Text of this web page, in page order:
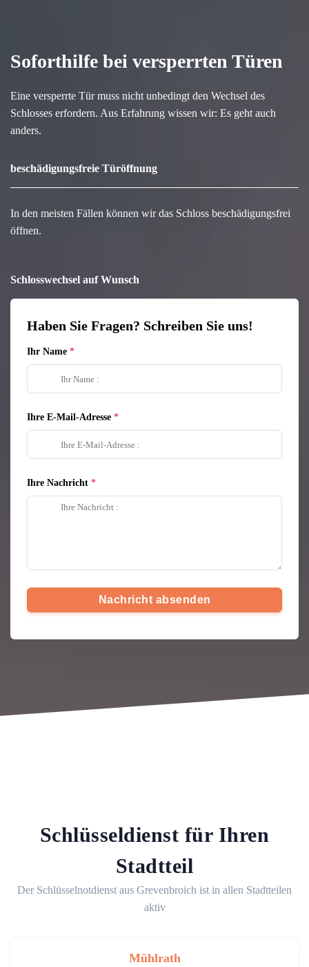
Soforthilfe bei versperrten Türen
Eine versperrte Tür muss nicht unbedingt den Wechsel des
Schlosses erfordern. Aus Erfahrung wissen wir: Es geht auch
anders.
beschädigungsfreie Türöffnung
In den meisten Fällen können wir das Schloss beschädigungsfrei
öffnen.
Schlosswechsel auf Wunsch
Haben Sie Fragen? Schreiben Sie uns!
Ihr Name
Ihre E-Mail-Adresse
Ihre Nachricht
Nachricht absenden
Schlüsseldienst für Ihren
Stadtteil
Der Schlüsselnotdienst aus Grevenbroich ist in allen Stadtteilen
aktiv
Mühlrath